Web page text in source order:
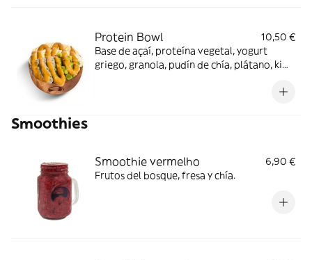
Protein Bowl
10,50 €
Base de açaí, proteína vegetal, yogurt
griego, granola, pudín de chía, plátano, kiwi,
algún topping te recomendamos que uses
Smoothies
Smoothie vermelho
6,90 €
Frutos del bosque, fresa y chía.